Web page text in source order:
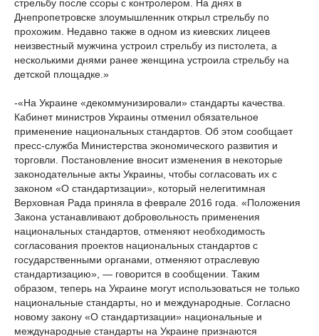
стрельбу после ссоры с контролером. На днях в
Днепропетровске злоумышленник открыл стрельбу по
прохожим. Недавно также в одном из киевских лицеев
неизвестный мужчина устроил стрельбу из пистолета, а
несколькими днями ранее женщина устроила стрельбу на
детской площадке.»
-«На Украине «декоммунизировали» стандарты качества.
Кабинет министров Украины отменил обязательное
применение национальных стандартов. Об этом сообщает
пресс-служба Министерства экономического развития и
торговли. Постановление вносит изменения в некоторые
законодательные акты Украины, чтобы согласовать их с
законом «О стандартизации», который нелегитимная
Верховная Рада приняла в феврале 2016 года. «Положения
Закона устанавливают добровольность применения
национальных стандартов, отменяют необходимость
согласования проектов национальных стандартов с
государственными органами, отменяют отраслевую
стандартизацию», — говорится в сообщении. Таким
образом, теперь на Украине могут использоваться не только
национальные стандарты, но и международные. Согласно
новому закону «О стандартизации» национальные и
международные стандарты на Украине признаются